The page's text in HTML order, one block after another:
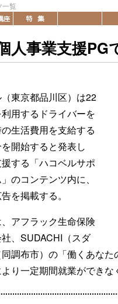
一覧
人事業支援PG
東京都品川区）は22
用するドライバーを
生活費用を支給する
開始すると発表し
する「ハコベルサポ
のコンテンツ内に、
を掲載する。
アフラック生命保険
社、SUDACHI（スダ
調布市）の「働くあな
り一定期間就業ができな